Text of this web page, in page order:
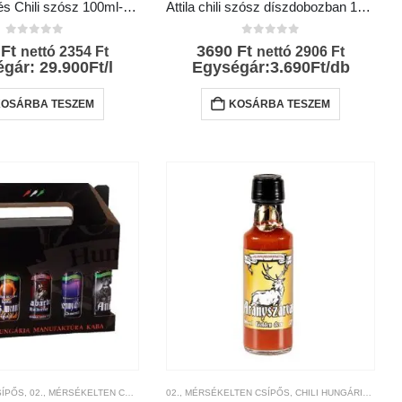
Mennydörgés Chili szósz 100ml-Chili Hungária
az 5-ből
Ft nettó2354 Ft
29.900Ft/l
TESZEM
Attila chili szósz díszdobozban 100ml- Chili Hungária
az 5-ből
3690 Ft nettó2906 Ft
Egységár:3.690Ft/db
KOSÁRBA TESZEM
,THE WORLD HOT SAUCE AWARDS NYERTESEK
CHILI SZÓSZOK ÉS KRÉMEK CHILI TERMÉKEK,CSÍPŐSSÉGI-SKÁLA, MÁRKÁK,THE
,02., MÉRSÉKELTEN CSÍPŐS 03., CSÍPŐS,04., FOKOZOTTAN CSÍPŐS,05., EXTRA
02., MÉRSÉKELTEN CSÍPŐS ,CHILI HUNGÁRIA